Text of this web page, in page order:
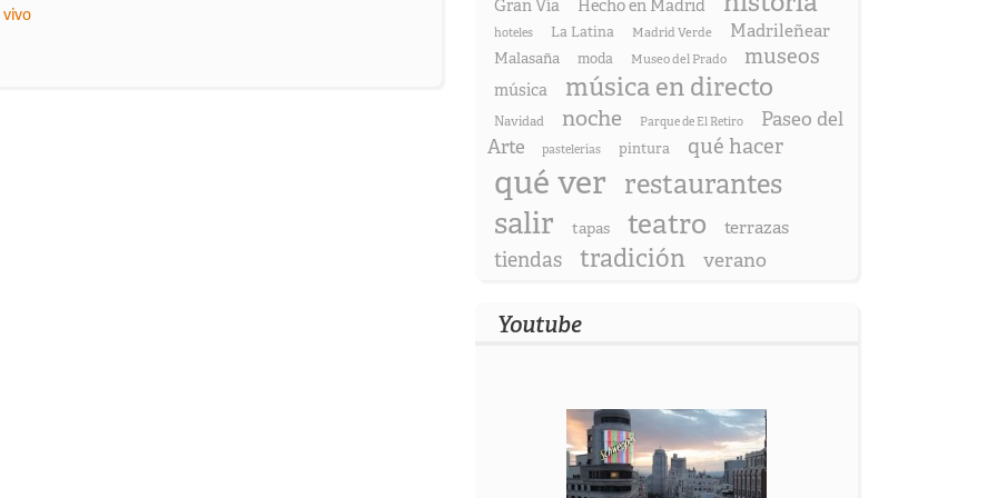
Gran Vía Hecho en Madrid
hoteles La Latina Madrid Verde Madrileñear
Malasaña moda Museo del Prado museos
música música en directo
Navidad noche Parque de El Retiro
Paseo del
Arte
pastelerías pintura qué hacer
qué ver restaurantes
salir tapas teatro terrazas
tiendas tradición verano
Youtube